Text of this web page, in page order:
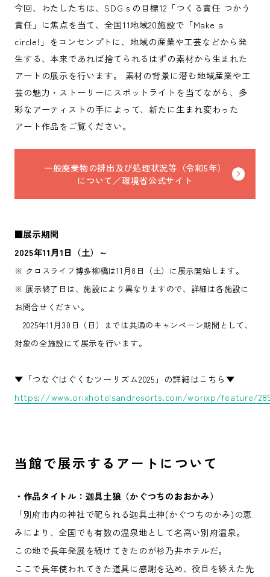
今回、わたしたちは、SDGｓの目標12「つくる責任 つかう
責任」に焦点を当て、全国11地域20施設で「Make a
circle!」をコンセンプトに、地域の産業や工芸などから発
生する、本来であれば捨てられるはずの素材から生まれた
アートの展示を行います。 素材の背景に潜む地域産業や工
芸の魅力・ストーリーにスポットライトを当てながら、多
彩なアーティストの手によって、新たに生まれ変わった
アート作品をご覧ください。
一般廃棄物の排出及び処理状況等（令和5年）
について／環境省公式サイト
■展示期間
2025年11月1日（土）～
※ クロスライフ博多柳橋は11月8日（土）に展示開始します。
※ 展示終了日は、施設により異なりますので、詳細は各施設に
お問合せください。
2025年11月30日（日）までは共通のキャンペーン期間として、
対象の全施設にて展示を行います。
▼「つなぐはぐくむツーリズム2025」の詳細はこちら▼
https://www.orixhotelsandresorts.com/worixp/feature/
当館で展示するアートについて
・作品タイトル：迦具土狼（かぐつちのおおかみ）
「別府市内の神社で祀られる迦具土神(かぐつちのかみ)の恵
みにより、全国でも有数の温泉地として名高い別府温泉。
この地で長年発展を続けてきたのが杉乃井ホテルだ。
ここで長年使われてきた道具に感謝を込め、役目を終えた先